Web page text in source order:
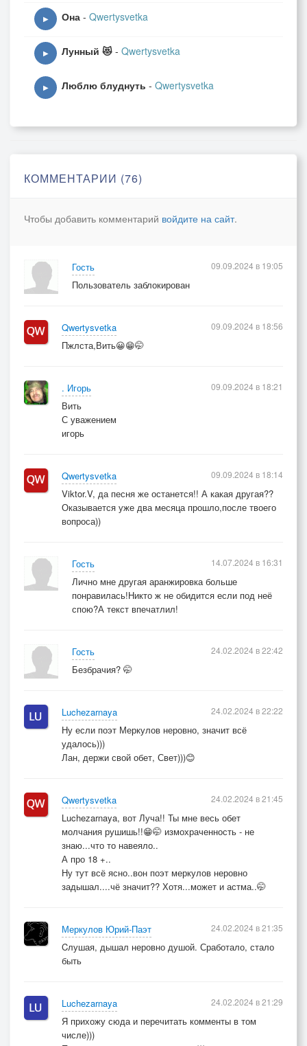
▶ Она - Qwertysvetka
▶ Лунный 😻 - Qwertysvetka
▶ Люблю блуднуть - Qwertysvetka
КОММЕНТАРИИ (76)
Чтобы добавить комментарий войдите на сайт.
Гость
Пользователь заблокирован
09.09.2024 в 19:05
Qwertysvetka
Пжлста,Вить😀😁🤭
09.09.2024 в 18:56
. Игорь
Вить
С уважением
игорь
09.09.2024 в 18:21
Qwertysvetka
Viktor.V, да песня же останется!! А какая другая??
Оказывается уже два месяца прошло,после твоего
вопроса))
09.09.2024 в 18:14
Гость
Лично мне другая аранжировка больше
понравилась!Никто ж не обидится если под неё
спою?А текст впечатлил!
14.07.2024 в 16:31
Гость
Безбрачия? 🤭
24.02.2024 в 22:42
Luchezarnaya
Ну если поэт Меркулов неровно, значит всё
удалось)))
Лан, держи свой обет, Свет)))😊
24.02.2024 в 22:22
Qwertysvetka
Luchezarnaya, вот Луча!! Ты мне весь обет
молчания рушишь!!😁🤭 измохраченность - не
знаю...что то навеяло..
А про 18 +..
Ну тут всё ясно..вон поэт меркулов неровно
задышал....чё значит?? Хотя...может и астма..🤭
24.02.2024 в 21:45
Меркулов Юрий-Паэт
Cлушая, дышал неровно душой. Сработало, стало
быть
24.02.2024 в 21:35
Luchezarnaya
Я прихожу сюда и перечитать комменты в том
числе)))
24.02.2024 в 21:29